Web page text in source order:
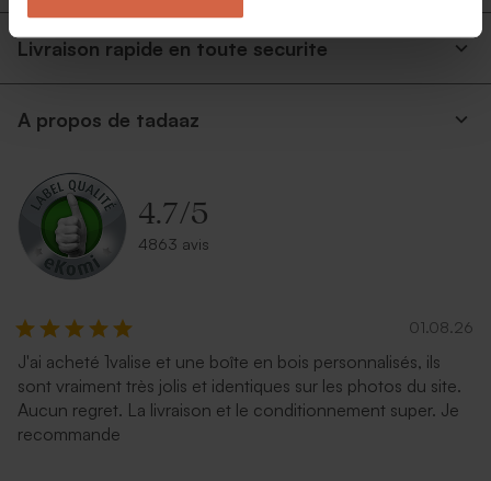
Livraison rapide en toute securite
A propos de tadaaz
4.7/5
4863 avis
01.08.26
J'ai acheté 1valise et une boîte en bois personnalisés, ils
sont vraiment très jolis et identiques sur les photos du site.
Aucun regret. La livraison et le conditionnement super. Je
recommande